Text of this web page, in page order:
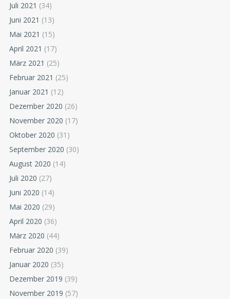
Juli 2021 (34)
Juni 2021 (13)
Mai 2021 (15)
April 2021 (17)
März 2021 (25)
Februar 2021 (25)
Januar 2021 (12)
Dezember 2020 (26)
November 2020 (17)
Oktober 2020 (31)
September 2020 (30)
August 2020 (14)
Juli 2020 (27)
Juni 2020 (14)
Mai 2020 (29)
April 2020 (36)
März 2020 (44)
Februar 2020 (39)
Januar 2020 (35)
Dezember 2019 (39)
November 2019 (57)